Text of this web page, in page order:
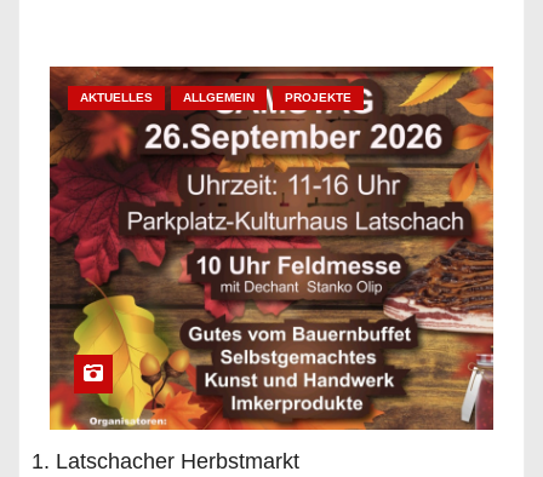
AKTUELLES ALLGEMEIN PROJEKTE
1. Latschacher Herbstmarkt